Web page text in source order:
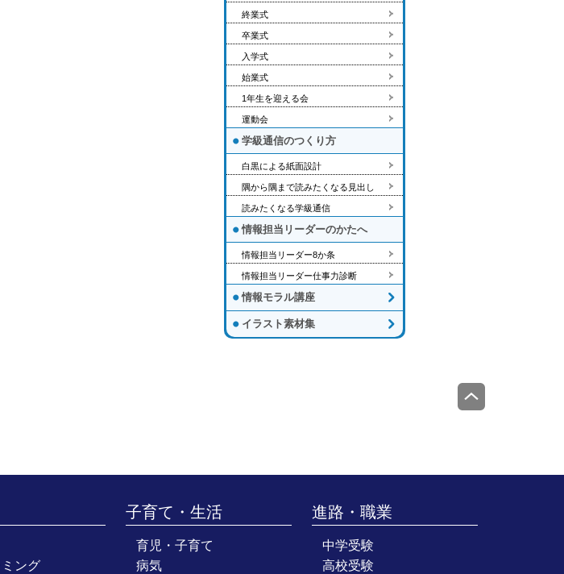
終業式
卒業式
入学式
始業式
1年生を迎える会
運動会
学級通信のつくり方
白黒による紙面設計
隅から隅まで読みたくなる見出し
読みたくなる学級通信
情報担当リーダーのかたへ
情報担当リーダー8か条
情報担当リーダー仕事力診断
情報モラル講座
イラスト素材集
ング
子育て・生活
育児・子育て
病気
進路・職業
中学受験
高校受験